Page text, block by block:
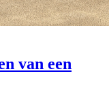
van een